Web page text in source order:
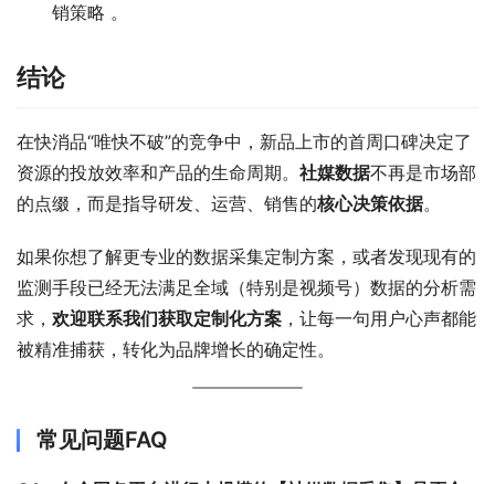
销策略 。
结论
在快消品“唯快不破”的竞争中，新品上市的首周口碑决定了
资源的投放效率和产品的生命周期。 社媒数据不再是市场部
的点缀，而是指导研发、运营、销售的核心决策依据。
如果你想了解更专业的数据采集定制方案，或者发现现有的
监测手段已经无法满足全域（特别是视频号）数据的分析需
求， 欢迎联系我们获取定制化方案 ，让每一句用户心声都能
被精准捕获，转化为品牌增长的确定性。
常见问题FAQ